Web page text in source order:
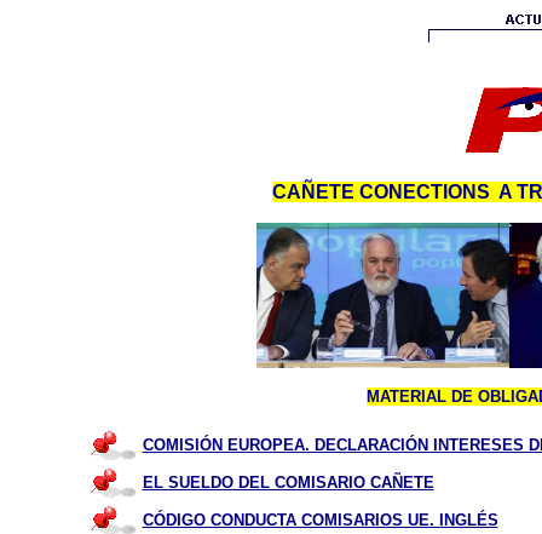
CAÑETE CONECTIONS A
MATERIAL DE
COMISIÓN EUROPEA. DECLARACIÓN INTERESES
EL SUELDO DEL COMISARIO CAÑETE
CÓDIGO CONDUCTA COMISARIOS UE. INGLÉS